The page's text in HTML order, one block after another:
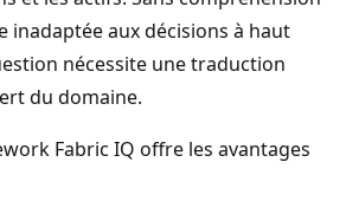
inadaptée aux décisions à haut
nécessite une traduction
du domaine.
Fabric IQ offre les avantages